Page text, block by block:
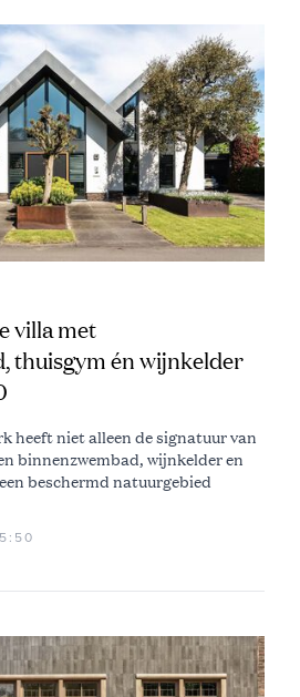
villa met
thuisgym én wijnkelder
heeft niet alleen de signatuur van
binnenzwembad, wijnkelder en
beschermd natuurgebied